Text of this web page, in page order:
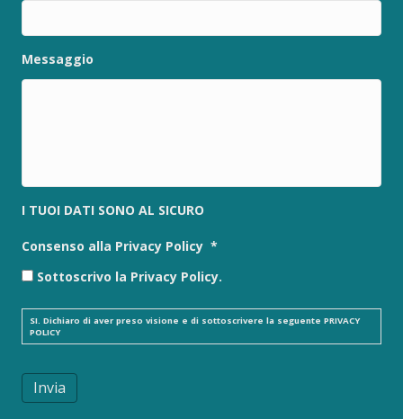
Messaggio
I TUOI DATI SONO AL SICURO
Consenso alla Privacy Policy *
Sottoscrivo la Privacy Policy.
SI. Dichiaro di aver preso visione e di sottoscrivere la seguente PRIVACY
POLICY
Invia